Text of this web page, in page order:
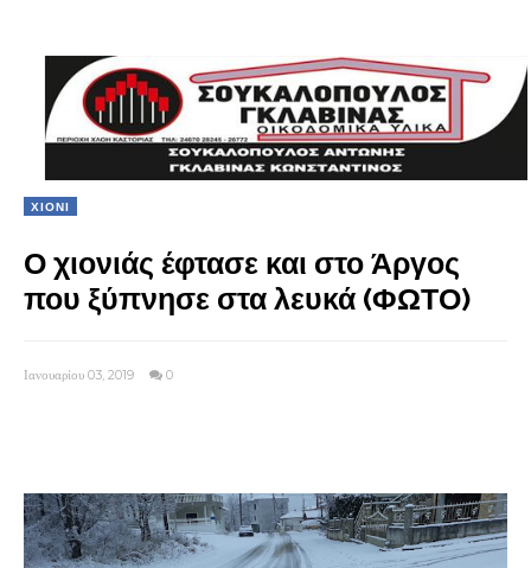
ΧΙΟΝΙ
Ο χιονιάς έφτασε και στο Άργος
που ξύπνησε στα λευκά (ΦΩΤΟ)
Ιανουαρίου 03, 2019 0